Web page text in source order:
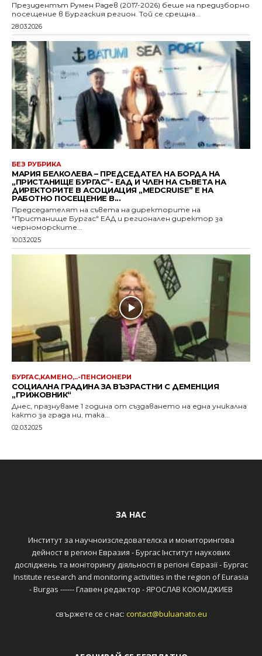
Президентът Румен Радев (2017-2026) беше на предизборно
посещение в Бургаския регион. Той се срещна...
28.03.2026
БЕЗ РУБРИКА
МАРИЯ БЕЛКОЛЕВА – ПРЕДСЕДАТЕЛ НА БОРДА НА
„ПРИСТАНИЩЕ БУРГАС”- ЕАД И ЧЛЕН НА СЪВЕТА НА
ДИРЕКТОРИТЕ В АСОЦИАЦИЯ „MEDCRUISE” Е НА
РАБОТНО ПОСЕЩЕНИЕ В...
Председателят на съвета на директорите на
"Пристанище Бургас" ЕАД и регионален директор за
черноморските...
10.03.2025
БУРГАС,КАМЕНО,..-ПЕНСИОНЕРИ
СОЦИАЛНА ГРАДИНА ЗА ВЪЗРАСТНИ С ДЕМЕНЦИЯ
„ГРИЖОВНИК“
Днес, празнуваме 1 година от създаването на една уникална
както за града ни, така...
02.03.2025
ЗА НАС
Институт за научноизследователска и мониторингова
дейност в регион Евразия - Бургас Інститут наукових
досліджень та моніторингу діяльності в регіоні Євразії - Бургас
Institute research and monitoring activities in the region of Eurasia
- Burgas ------ Главен редактор - ЯРОСЛАВ КОЮМДЖИЕВ
свържете се с нас: contact@buluanato.eu